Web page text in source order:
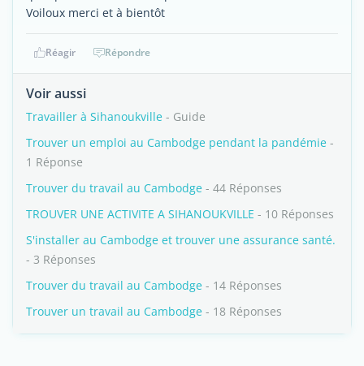
Voiloux merci et à bientôt
Réagir Répondre
Voir aussi
Travailler à Sihanoukville - Guide
Trouver un emploi au Cambodge pendant la pandémie -
1 Réponse
Trouver du travail au Cambodge - 44 Réponses
TROUVER UNE ACTIVITE A SIHANOUKVILLE - 10 Réponses
S'installer au Cambodge et trouver une assurance santé.
- 3 Réponses
Trouver du travail au Cambodge - 14 Réponses
Trouver un travail au Cambodge - 18 Réponses